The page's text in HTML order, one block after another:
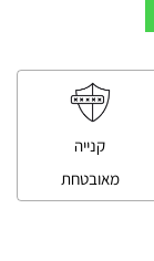
קנייה
מאובטחת